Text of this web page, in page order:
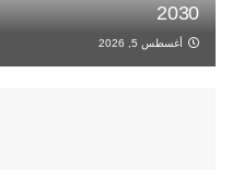
2030
أغسطس 5, 2026